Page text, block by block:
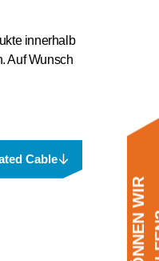
innerhalb
Auf Wunsch
Cable